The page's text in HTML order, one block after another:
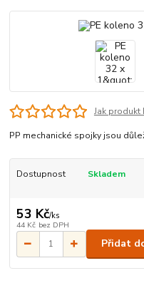
Jak produkt
PP mechanické spojky jsou
Dostupnost Skladem
53 Kč/ks
44 Kč bez DPH
Přidat